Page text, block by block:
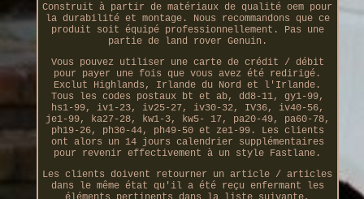
Construit à partir de matériaux de qualité oem pour
la durabilité et montage. Nous recommandons que ce
produit soit équipé professionnellement. Pas une
partie de land rover Genuin.
Vous pouvez utiliser une carte de crédit / débit
pour payer une fois que vous avez été redirigé.
Exclut Highlands, Irlande du Nord et l'Irlande.
Tous les codes postaux bt et ab, dd8-11, gy1-99,
hs1-99, iv1-23, iv25-27, iv30-32, IV36, iv40-56,
je1-99, ka27-28, kw1-3, kw5- 17, pa20-49, pa60-78,
ph19-26, ph30-44, ph49-50 et ze1-99. Les clients
ont alors un 14 jours calendrier supplémentaires
pour revenir effectivement à un style Fastlane.
Les clients doivent retourner un article / articles
dans le même état qu'il a été reçu enfermant les